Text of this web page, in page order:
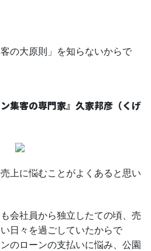
の大原則」を知らないからで
集客の専門家』久家邦彦（くげ
上に悩むことがよくあると思い
会社員から独立したての頃、売
日々を過ごしていたからで
のローンの支払いに悩み、公園